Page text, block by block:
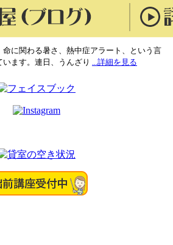
に関わる暑さ、熱中症アラート、という言
ます。連日、うんざり
...詳細を見る